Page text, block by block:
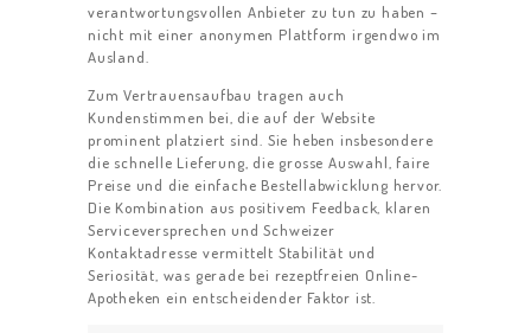
verantwortungsvollen Anbieter zu tun zu haben –
nicht mit einer anonymen Plattform irgendwo im
Ausland.
Zum Vertrauensaufbau tragen auch
Kundenstimmen bei, die auf der Website
prominent platziert sind. Sie heben insbesondere
die schnelle Lieferung, die grosse Auswahl, faire
Preise und die einfache Bestellabwicklung hervor.
Die Kombination aus positivem Feedback, klaren
Serviceversprechen und Schweizer
Kontaktadresse vermittelt Stabilität und
Seriosität, was gerade bei rezeptfreien Online-
Apotheken ein entscheidender Faktor ist.